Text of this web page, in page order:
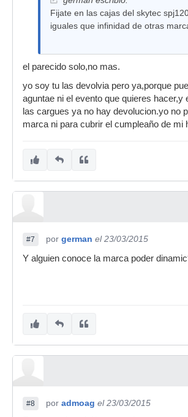
Fijate en las cajas del skytec
iguales que infinidad de otras
el parecido solo,no mas.
yo soy tu las devolvia pero ya,porque
aguntae ni el evento que quieres hacer,y
las cargues ya no hay devolucion.yo no
marca ni para cubrir el cumpleaño de mi
#7 por german el 23/03/2015
Y alguien conoce la marca poder
#8 por admoag el 23/03/2015